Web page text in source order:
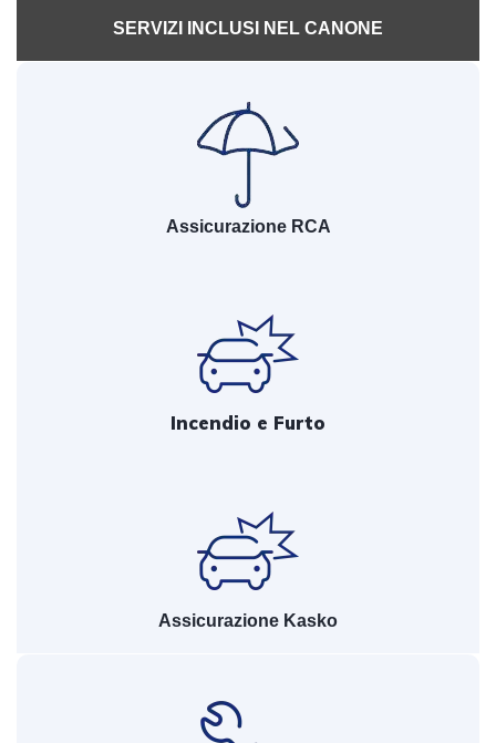
SERVIZI INCLUSI NEL CANONE
Assicurazione RCA
Incendio e Furto
Assicurazione Kasko